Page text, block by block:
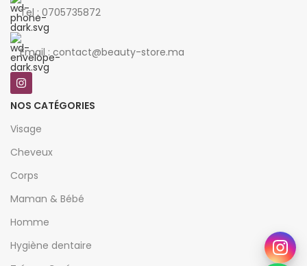
Tel : 0705735872
Email : contact@beauty-store.ma
NOS CATÉGORIES
Visage
Cheveux
Corps
Maman & Bébé
Homme
Hygiène dentaire